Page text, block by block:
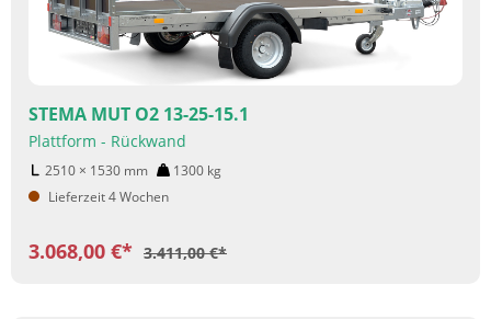
STEMA MUT O2 13-25-15.1
Plattform - Rückwand
2510 × 1530 mm 1300 kg
Lieferzeit 4 Wochen
3.068,00 €* 3.411,00 €*